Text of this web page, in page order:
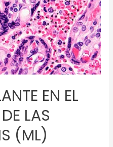
EN EL
LAS
(ML)